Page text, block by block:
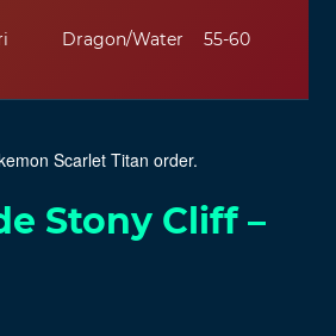
Dragon/Water 55-60
Scarlet Titan order.
Stony Cliff –